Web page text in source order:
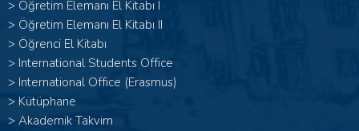
> Öğretim Elemanı El Kitabı I
> Öğretim Elemanı El Kitabı II
> Öğrenci El Kitabı
> International Students Office
> International Office (Erasmus)
> Kütüphane
> Akademik Takvim